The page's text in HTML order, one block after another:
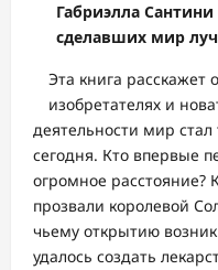
Габриэлла
сделавших мир
Эта книга расскажет
изобретателях и
деятельности мир
сегодня. Кто впервые
огромное расстояние?
прозвали королевой
чьему открытию
удалось создать